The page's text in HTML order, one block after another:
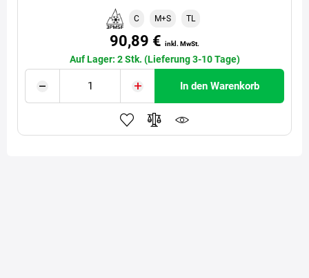
C M+S TL
90,89 € inkl. MwSt.
Auf Lager: 2 Stk. (Lieferung 3-10 Tage)
In den Warenkorb